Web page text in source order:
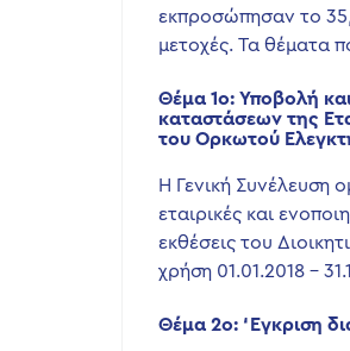
εκπροσώπησαν το
μετοχές. Τα θέματα
Θέμα 1ο: Υποβολή
καταστάσεων της
του Ορκωτού
Η Γενική Συνέλευση
εταιρικές και
εκθέσεις του
χρήση 01.01.2018 –
Θέμα 2ο: ‘Εγκριση